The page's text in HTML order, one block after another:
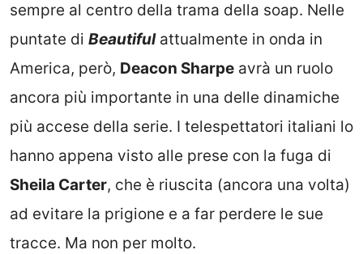
sempre al centro della trama della soap. Nelle
puntate di Beautiful attualmente in onda in
America, però, Deacon Sharpe avrà un ruolo
ancora più importante in una delle dinamiche
più accese della serie. I telespettatori italiani lo
hanno appena visto alle prese con la fuga di
Sheila Carter, che è riuscita (ancora una volta)
ad evitare la prigione e a far perdere le sue
tracce. Ma non per molto.